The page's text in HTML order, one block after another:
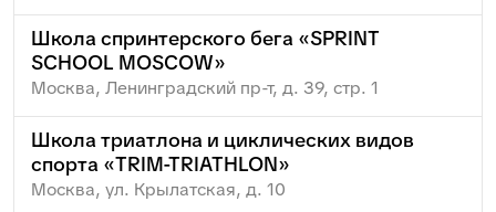
Школа спринтерского бега «SPRINT
SCHOOL MOSCOW»
Москва, Ленинградский пр-т, д. 39, стр. 1
Школа триатлона и циклических видов
спорта «TRIM-TRIATHLON»
Москва, ул. Крылатская, д. 10